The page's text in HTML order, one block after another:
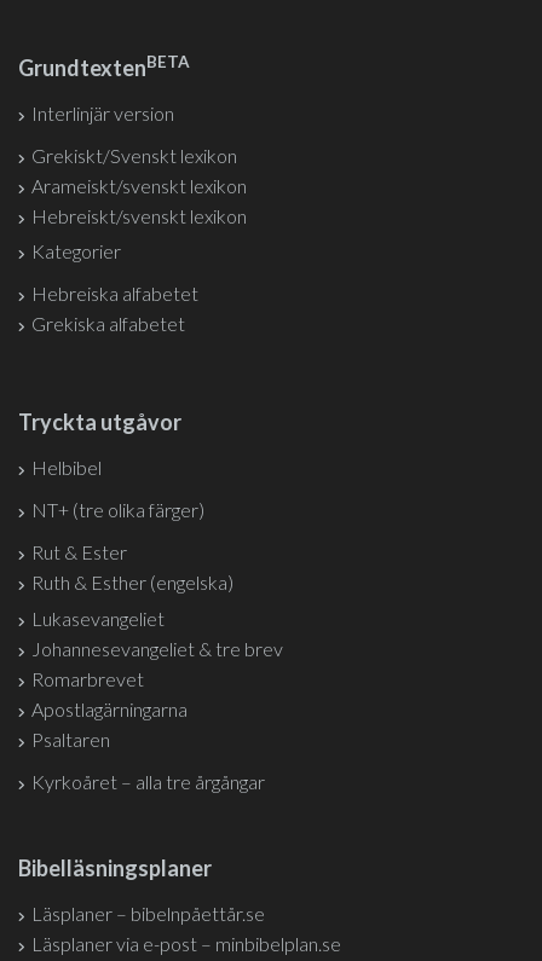
GrundtextenBETA
Interlinjär version
Grekiskt/Svenskt lexikon
Arameiskt/svenskt lexikon
Hebreiskt/svenskt lexikon
Kategorier
Hebreiska alfabetet
Grekiska alfabetet
Tryckta utgåvor
Helbibel
NT+ (tre olika färger)
Rut & Ester
Ruth & Esther (engelska)
Lukasevangeliet
Johannesevangeliet & tre brev
Romarbrevet
Apostlagärningarna
Psaltaren
Kyrkoåret – alla tre årgångar
Bibelläsningsplaner
Läsplaner – bibelnpåettår.se
Läsplaner via e-post – minbibelplan.se